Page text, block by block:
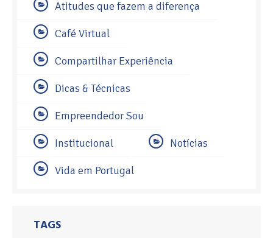
Atitudes que fazem a diferença
Café Virtual
Compartilhar Experiência
Dicas & Técnicas
Empreendedor Sou
Institucional Notícias
Vida em Portugal
TAGS